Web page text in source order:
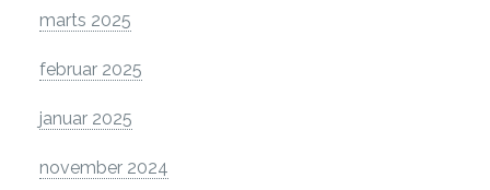
marts 2025
februar 2025
januar 2025
november 2024